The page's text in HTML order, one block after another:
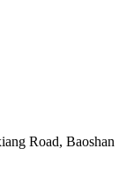
Road, Baoshan